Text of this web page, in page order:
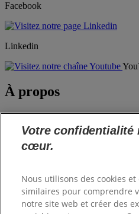
Facebook
Linkedin
À propos
Notre société
Hill's Pet
Postes vacants
Commander
Shop Hill's
Votre confidentialité
cœur.
Nous utilisons des cookies
similaires pour comprendre
notre site web et créer des